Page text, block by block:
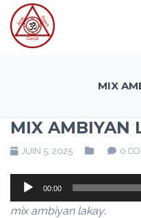
MIX
MIX AMBIYAN
JUIN 5, 2025 0
Lecteur
audio
00:00
mix ambiyan lakay.